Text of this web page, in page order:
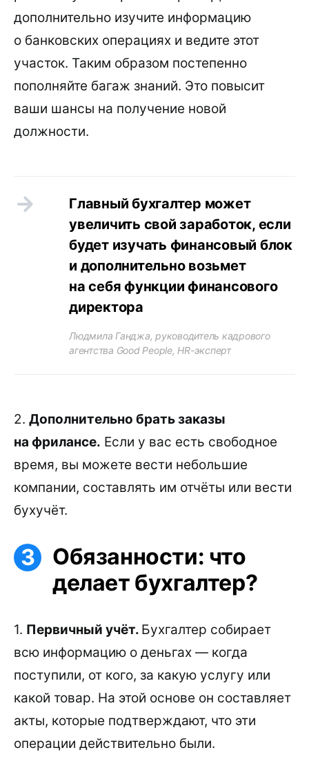
дополнительно изучите информацию
о банковских операциях и ведите этот
участок. Таким образом постепенно
пополняйте багаж знаний. Это повысит
ваши шансы на получение новой
должности.
Главный бухгалтер может
увеличить свой заработок, если
будет изучать финансовый блок
и дополнительно возьмет
на себя функции финансового
директора
Людмила Ганджа, руководитель кадрового
агентства Good People, HR-эксперт
2. Дополнительно брать заказы
на фрилансе. Если у вас есть свободное
время, вы можете вести небольшие
компании, составлять им отчёты или вести
бухучёт.
Обязанности: что
делает бухгалтер?
1. Первичный учёт. Бухгалтер собирает
всю информацию о деньгах — когда
поступили, от кого, за какую услугу или
какой товар. На этой основе он составляет
акты, которые подтверждают, что эти
операции действительно были.